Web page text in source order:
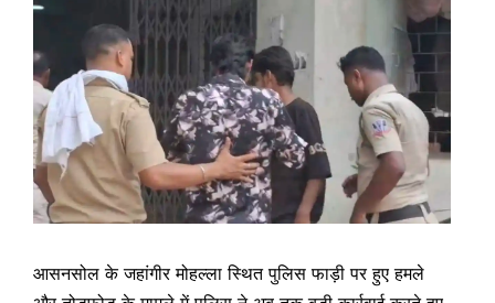
आसनसोल के जहांगीर मोहल्ला स्थित पुलिस फाड़ी पर हुए हमले